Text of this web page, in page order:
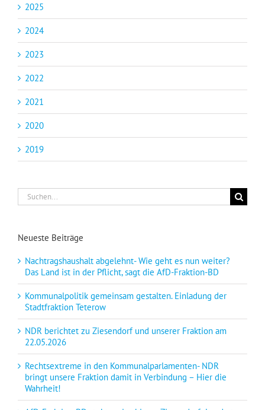
2025
2024
2023
2022
2021
2020
2019
Suche
nach:
Neueste Beiträge
Nachtragshaushalt abgelehnt- Wie geht es nun weiter?
Das Land ist in der Pflicht, sagt die AfD-Fraktion-BD
Kommunalpolitik gemeinsam gestalten. Einladung der
Stadtfraktion Teterow
NDR berichtet zu Ziesendorf und unserer Fraktion am
22.05.2026
Rechtsextreme in den Kommunalparlamenten- NDR
bringt unsere Fraktion damit in Verbindung – Hier die
Wahrheit!